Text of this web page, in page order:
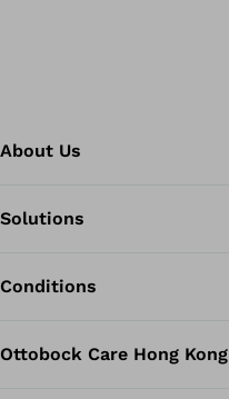
About Us
Solutions
Conditions
Ottobock Care Hong Kong